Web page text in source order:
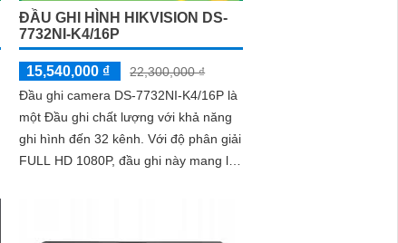
ĐẦU GHI HÌNH HIKVISION DS-
7732NI-K4/16P
15,540,000 ₫
22,300,000 ₫
Đầu ghi camera DS-7732NI-K4/16P là
một Đầu ghi chất lượng với khả năng
ghi hình đến 32 kênh. Với độ phân giải
FULL HD 1080P, đầu ghi này mang lại